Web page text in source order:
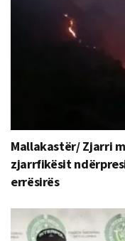
Mallakastër/ Zjarri
zjarrfikësit
errësirës